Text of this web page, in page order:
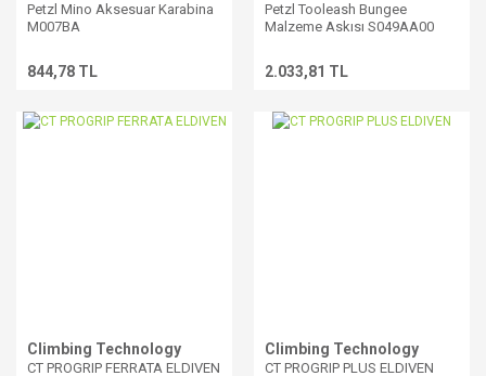
Petzl Mino Aksesuar Karabina
M007BA
844,78 TL
Petzl Tooleash Bungee
Malzeme Askısı S049AA00
2.033,81 TL
Climbing Technology
CT PROGRIP FERRATA ELDIVEN
Climbing Technology
CT PROGRIP PLUS ELDIVEN